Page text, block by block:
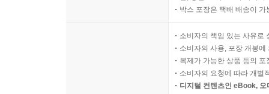
박스 포장은 택배 배송이
소비자의 책임 있는 사유로
소비자의 사용, 포장 개봉
복제가 가능한 상품 등의
소비자의 요청에 따라 개별
디지털 컨텐츠인 eBook,